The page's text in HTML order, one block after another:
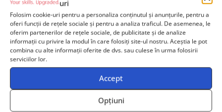
uri
Folosim cookie-uri pentru a personaliza conținutul și anunțurile, pentru a
oferi funcții de rețele sociale și pentru a analiza traficul. De asemenea, le
oferim partenerilor de rețele sociale, de publicitate și de analize
informații cu privire la modul în care folosiți site-ul nostru. Aceștia le pot
combina cu alte informații oferite de dvs. sau culese în urma folosirii
serviciilor lor.
Accept
Opțiuni
3. Dezvoltarea unor alternative
sigure și viabile
Creația unor baze CVE alternative, dezvoltate și
menținute de organizații și comunitatea open-source
poate reprezenta o soluție complementară. Inițiative
precum baza de date publică și comune pentru
întregului ecosistem global de cybersecurity.